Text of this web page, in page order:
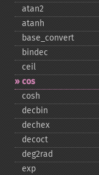
atan2
atanh
base_​convert
bindec
ceil
cos
cosh
decbin
dechex
decoct
deg2rad
exp